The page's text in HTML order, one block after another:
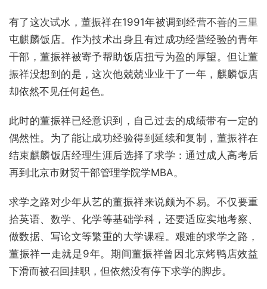
有了这次试水，董振祥在1991年被调到经营不善的三里
屯麒麟饭店。作为技术出身且有过成功经营经验的青年
干部，董振祥被寄予帮助饭店扭亏为盈的厚望。但让董
振祥没想到的是，这次他兢兢业业干了一年，麒麟饭店
却依然不见任何起色。
此时的董振祥已经意识到，自己过去的成绩带有一定的
偶然性。为了能让成功经验得到延续和复制，董振祥在
结束麒麟饭店经理生涯后选择了求学：通过成人高考后
再到北京市财贸干部管理学院学MBA。
求学之路对少年从艺的董振祥来说颇为不易。不仅要重
拾英语、数学、化学等基础学科，还要适应实地考察、
做数据、写论文等繁重的大学课程。艰难的求学之路，
董振祥一走就是9年。期间董振祥曾因北京烤鸭店效益
下滑而被召回挂职，但依然没有停下求学的脚步。